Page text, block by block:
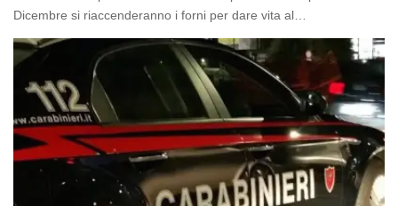
Dicembre si riaccenderanno i forni per dare vita al…